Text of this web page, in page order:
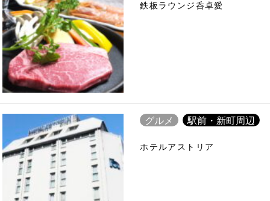
鉄板ラウンジ呑卓愛
グルメ 駅前・新町周辺
ホテルアストリア